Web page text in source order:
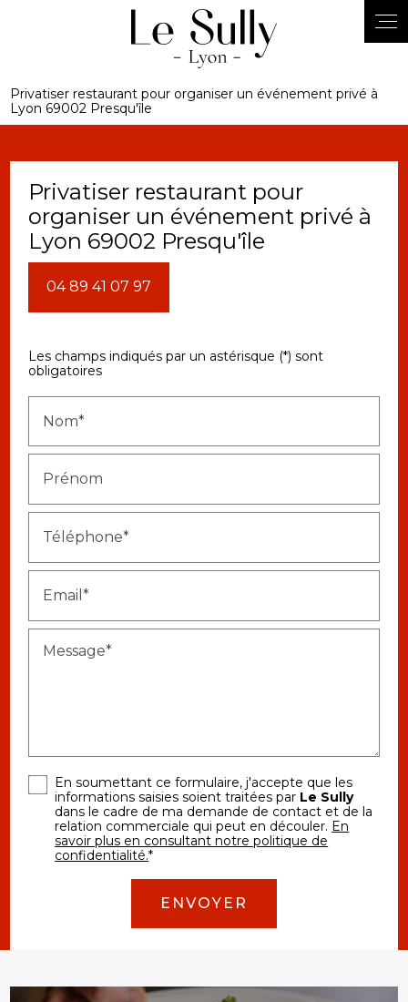
Privatiser restaurant pour organiser un événement privé à
Lyon 69002 Presqu'île
Privatiser restaurant pour
organiser un événement privé à
Lyon 69002 Presqu'île
04 89 41 07 97
Les champs indiqués par un astérisque (*) sont
obligatoires
Nom*
Prénom
Téléphone*
Email*
Message*
En soumettant ce formulaire, j'accepte que les
informations saisies soient traitées par Le Sully
dans le cadre de ma demande de contact et de la
relation commerciale qui peut en découler. En
savoir plus en consultant notre politique de
confidentialité.*
Panneau de gestion des cookies